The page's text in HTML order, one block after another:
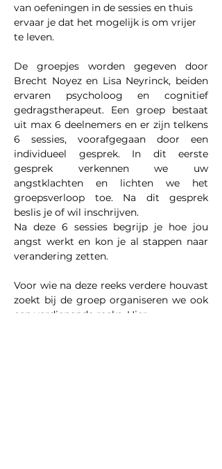
van oefeningen in de sessies en thuis
ervaar je dat het mogelijk is om vrijer
te leven.
De groepjes worden gegeven door
Brecht Noyez en Lisa Neyrinck, beiden
ervaren psycholoog en cognitief
gedragstherapeut. Een groep bestaat
uit max 6 deelnemers en er zijn telkens
6 sessies, voorafgegaan door een
individueel gesprek. In dit eerste
gesprek verkennen we uw
angstklachten en lichten we het
groepsverloop toe. Na dit gesprek
beslis je of wil inschrijven.​
Na deze 6 sessies begrijp je hoe jou
angst werkt en kon je al stappen naar
verandering zetten.
Voor wie na deze reeks verdere houvast
zoekt bij de groep organiseren we ook
een verdiepende reeks. Hier…